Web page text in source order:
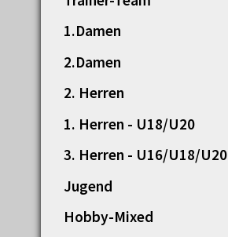
1.Damen
2.Damen
2. Herren
1. Herren - U18/U20
3. Herren - U16/U18/U20
Jugend
Hobby-Mixed